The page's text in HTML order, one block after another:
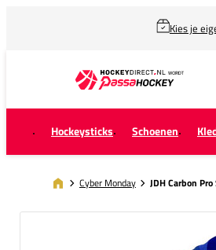
Kies je
Hockeysticks Schoenen
Cyber Monday JDH Carbon